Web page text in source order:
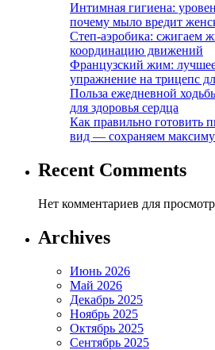
Интимная гигиена:
почему мыло вредит
Степ-аэробика: сжигаем
координацию движений
Французский жим:
упражнение на трицепс
Польза ежедневной
для здоровья сердца
Как правильно готовить
вид — сохраняем
Recent Comments
Нет комментариев для
Archives
Июнь 2026
Май 2026
Декабрь 2025
Ноябрь 2025
Октябрь 2025
Сентябрь 2025